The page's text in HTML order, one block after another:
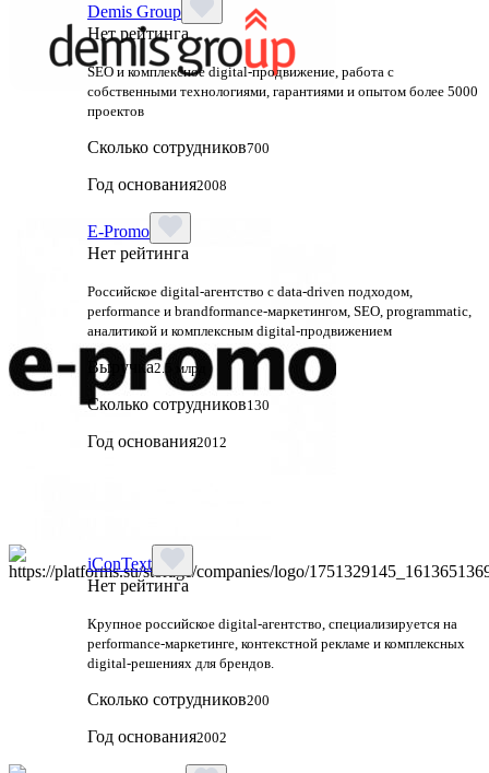
Demis Group
Нет рейтинга
SEO и комплексное digital-продвижение, работа с
собственными технологиями, гарантиями и опытом более 5000
проектов
Сколько сотрудников700
Год основания2008
E-Promo
Нет рейтинга
Российское digital-агентство с data-driven подходом,
performance и brandformance-маркетингом, SEO, programmatic,
аналитикой и комплексным digital-продвижением
Выручка2.5 млрд
Сколько сотрудников130
Год основания2012
iConText
Нет рейтинга
Крупное российское digital-агентство, специализируется на
performance-маркетинге, контекстной рекламе и комплексных
digital-решениях для брендов.
Сколько сотрудников200
Год основания2002